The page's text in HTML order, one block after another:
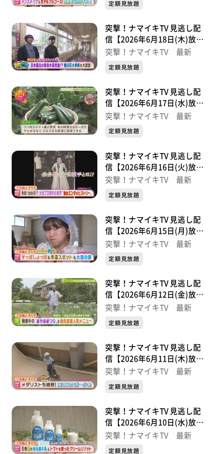
定額見放題
突撃！ナマイキTV 見逃し配
信【2026年6月18日(木)放送
分】
突撃！ナマイキTV 最新
定額見放題
突撃！ナマイキTV 見逃し配
信【2026年6月17日(水)放送
分】
突撃！ナマイキTV 最新
定額見放題
突撃！ナマイキTV 見逃し配
信【2026年6月16日(火)放送
分】
突撃！ナマイキTV 最新
定額見放題
突撃！ナマイキTV 見逃し配
信【2026年6月15日(月)放送
分】
突撃！ナマイキTV 最新
定額見放題
突撃！ナマイキTV 見逃し配
信【2026年6月12日(金)放送
分】
突撃！ナマイキTV 最新
定額見放題
突撃！ナマイキTV 見逃し配
信【2026年6月11日(木)放送
分】
突撃！ナマイキTV 最新
定額見放題
突撃！ナマイキTV 見逃し配
信【2026年6月10日(水)放送
分】
突撃！ナマイキTV 最新
定額見放題